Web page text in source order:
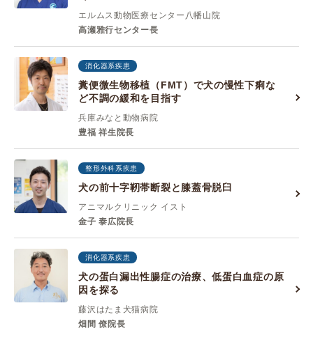
エルムス動物医療センター八幡山院
高瀬雅行センター長
消化器系疾患
糞便微生物移植（FMT）で犬の慢性下痢な
ど不調の緩和を目指す
兵庫みなと動物病院
豊福 祥生院長
整形外科系疾患
犬の前十字靭帯断裂と膝蓋骨脱臼
アニマルクリニック イスト
金子 泰広院長
消化器系疾患
犬の蛋白漏出性腸症の治療、低蛋白血症の原
因を探る
藤沢はたま犬猫病院
畑間 僚院長